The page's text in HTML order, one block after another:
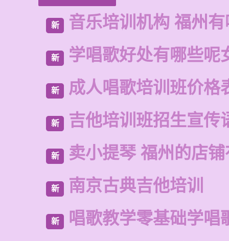
新 音乐培训机构 福州
新 学唱歌好处有哪些呢
新 成人唱歌培训班价格
新 吉他培训班招生宣传
新 卖小提琴 福州的店
新 南京古典吉他培训
新 唱歌教学零基础学唱